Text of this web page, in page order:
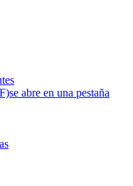
se abre en una pestaña